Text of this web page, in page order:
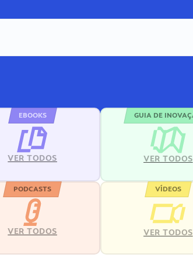
EBOOKS
VER TODOS
GUIA DE
VER TODOS
PODCASTS
VER TODOS
VÍDEOS
VER TODOS